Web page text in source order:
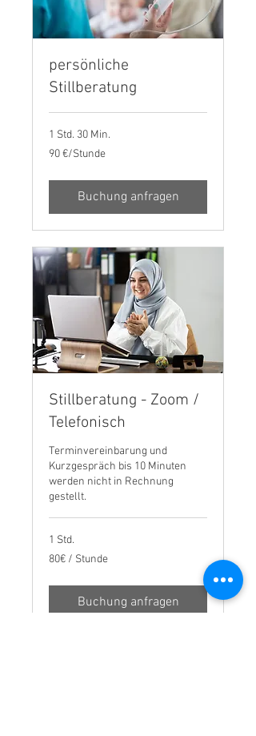
persönliche
Stillberatung
1 Std. 30 Min.
90
€/Stunde
90 €/Stunde
Buchung anfragen
Stillberatung - Zoom /
Telefonisch
Terminvereinbarung und
Kurzgespräch bis 10 Minuten
werden nicht in Rechnung
gestellt.
1 Std.
80€
/80€ / Stunde
Buchung anfragen